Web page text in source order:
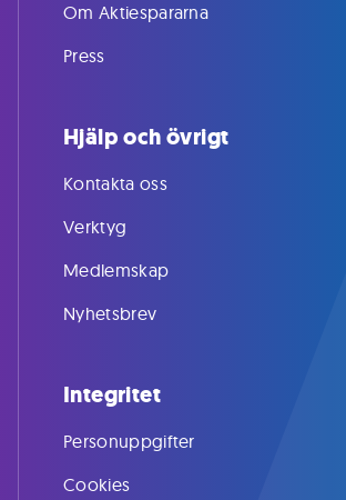
Om Aktiespararna
Press
Hjälp och övrigt
Kontakta oss
Verktyg
Medlemskap
Nyhetsbrev
Integritet
Personuppgifter
Cookies